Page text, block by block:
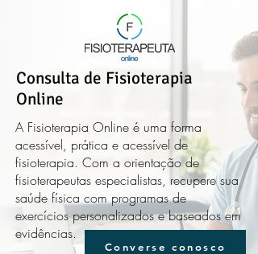
Consulta de Fisioterapia
Online
A Fisioterapia Online é uma forma
acessível, prática e acessível de
fisioterapia. Com a orientação de
fisioterapeutas especialistas, recupere sua
saúde física com programas de
exercícios personalizados e baseados em
evidências.
Converse conosco